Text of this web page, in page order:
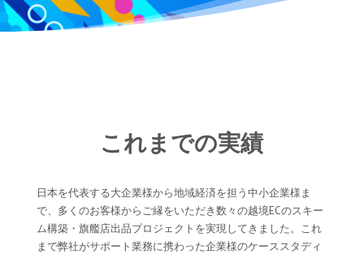
これまでの実績
日本を代表する大企業様から地域経済を担う中小企業様ま
で、多くのお客様からご縁をいただき数々の越境ECのスキー
ム構築・旗艦店出品プロジェクトを実現してきました。これ
まで弊社がサポート業務に携わった企業様のケーススタディ